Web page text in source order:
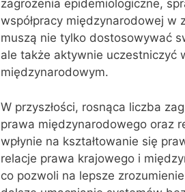
zagrożenia epidemiologiczne,
współpracy międzynarodowej w
muszą nie tylko dostosowywać
ale także aktywnie uczestniczyć
międzynarodowym.
W przyszłości, rosnąca liczba
prawa międzynarodowego oraz
wpłynie na kształtowanie się
relacje prawa krajowego i
co pozwoli na lepsze